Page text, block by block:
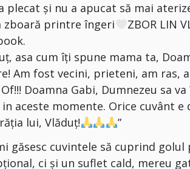
plecat și nu a apucat să mai
zboară printre îngeri
ZBOR LIN
asa cum îți spune mama ta,
Am fost vecini, prieteni, am ras,
Doamna Gabi, Dumnezeu sa
aceste momente. Orice cuvânt
lui, Vlăduț!
”
găsesc cuvintele să cuprind
ci și un suflet cald, mereu